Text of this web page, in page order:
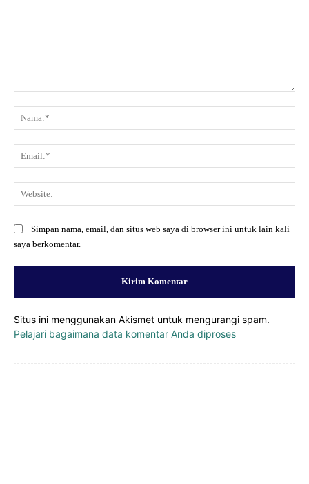
Simpan nama, email, dan situs web saya di browser ini untuk lain kali
saya berkomentar.
Situs ini menggunakan Akismet untuk mengurangi spam.
Pelajari bagaimana data komentar Anda diproses